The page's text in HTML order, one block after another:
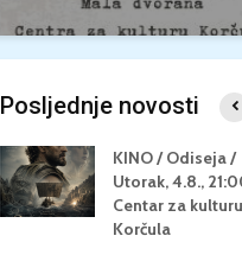
Posljednje novosti
KINO / Odiseja /
Utorak, 4.8.,
Centar za kulturu
Korčula